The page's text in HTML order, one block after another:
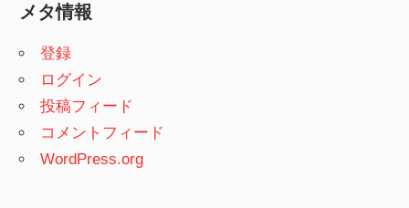
メタ情報
登録
ログイン
投稿フィード
コメントフィード
WordPress.org